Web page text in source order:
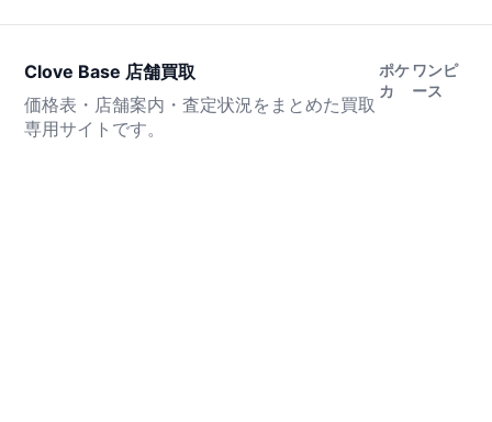
Clove Base 店舗買取
価格表・店舗案内・査定状況をまとめた買取
専用サイトです。
ポケ
カ
ワンピ
ース